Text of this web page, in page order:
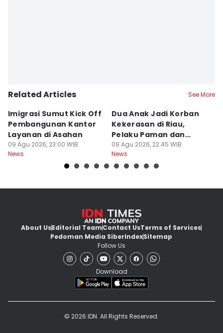
Related Articles See More
Imigrasi Sumut Kick Off
Pembangunan Kantor
Layanan di Asahan
09 Agu 2026, 23:00 WIB
News
Dua Anak Jadi Korban
Kekerasan di Riau,
Pelaku Paman dan
Tantenya
09 Agu 2026, 22:45 WIB
News
About UsEditorial TeamContact UsTerms of Services
Pedoman Media SiberIndexSitemap
Follow Us
Download
© 2026 IDN. All Rights Reserved.